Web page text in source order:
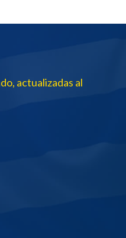
actualizadas al